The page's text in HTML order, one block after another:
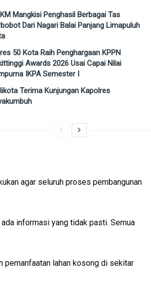
Mangkisi Penghasil Berbagai Tas
Dari Nagari Balai Panjang Limapuluh
50 Kota Raih Penghargaan KPPN
Awards 2026 Usai Capai Nilai
IKPA Semester I
Terima Kunjungan Kapolres
agar seluruh proses pembangunan
informasi yang tidak pasti. Semua
pemanfaatan lahan kosong di sekitar